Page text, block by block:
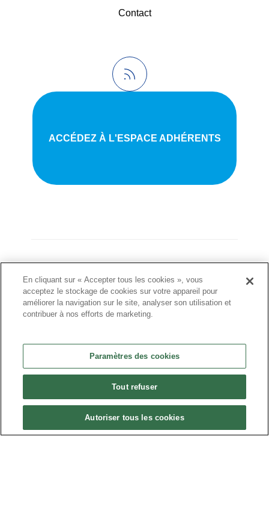
Contact
ACCÉDEZ À L'ESPACE ADHÉRENTS
Plan du site
•
Nous contacter
•
FAQ
•
Paramètres des cookies
En cliquant sur « Accepter tous les cookies », vous
acceptez le stockage de cookies sur votre appareil pour
améliorer la navigation sur le site, analyser son utilisation et
contribuer à nos efforts de marketing.
Paramètres des cookies
Tout refuser
Autoriser tous les cookies